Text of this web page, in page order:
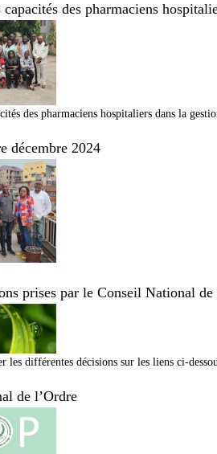
capacités des pharmaciens
des pharmaciens hospitaliers dans la
décembre 2024
prises par le Conseil National de
les différentes décisions sur les liens ci-
de l’Ordre